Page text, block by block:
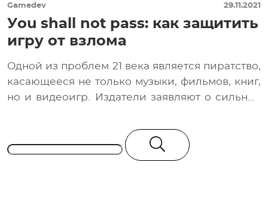
Gamedev 29.11.2021
Уou shall not pass: как защитить
игру от взлома
Одной из проблем 21 века является пиратство,
касающееся не только музыки, фильмов, книг,
но и видеоигр. Издатели заявляют о сильных